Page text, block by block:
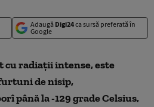
Adaugă Digi24ca sursă preferată în
Google
cu radiaţii intense, este
de nisip,
până la -129 grade Celsius,